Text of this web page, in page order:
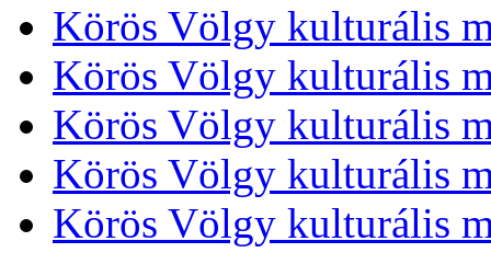
Körös Völgy kulturális
Körös Völgy kulturális
Körös Völgy kulturális
Körös Völgy kulturális
Körös Völgy kulturális